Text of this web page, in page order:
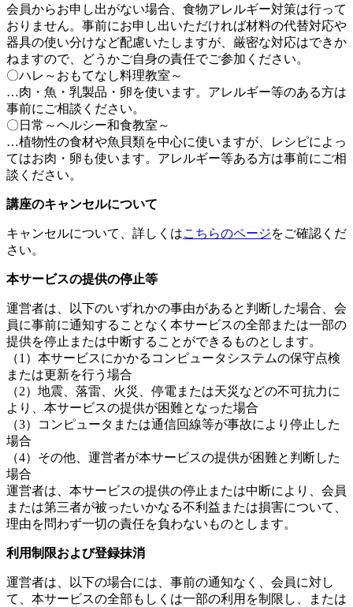
会員からお申し出がない場合、食物アレルギー対策は行って
おりません。事前にお申し出いただければ材料の代替対応や
器具の使い分けなど配慮いたしますが、厳密な対応はできか
ねますので、どうかご自身の責任でご参加ください。
〇ハレ～おもてなし料理教室～
…肉・魚・乳製品・卵を使います。アレルギー等のある方は
事前にご相談ください。
〇日常～ヘルシー和食教室～
…植物性の食材や魚貝類を中心に使いますが、レシピによっ
てはお肉・卵も使います。アレルギー等ある方は事前にご相
談ください。
講座のキャンセルについて
キャンセルについて、詳しくはこちらのページをご確認くだ
さい。
本サービスの提供の停止等
運営者は、以下のいずれかの事由があると判断した場合、会
員に事前に通知することなく本サービスの全部または一部の
提供を停止または中断することができるものとします。
（1）本サービスにかかるコンピュータシステムの保守点検
または更新を行う場合
（2）地震、落雷、火災、停電または天災などの不可抗力に
より、本サービスの提供が困難となった場合
（3）コンピュータまたは通信回線等が事故により停止した
場合
（4）その他、運営者が本サービスの提供が困難と判断した
場合
運営者は、本サービスの提供の停止または中断により、会員
または第三者が被ったいかなる不利益または損害について、
理由を問わず一切の責任を負わないものとします。
利用制限および登録抹消
運営者は、以下の場合には、事前の通知なく、会員に対し
て、本サービスの全部もしくは一部の利用を制限し、または